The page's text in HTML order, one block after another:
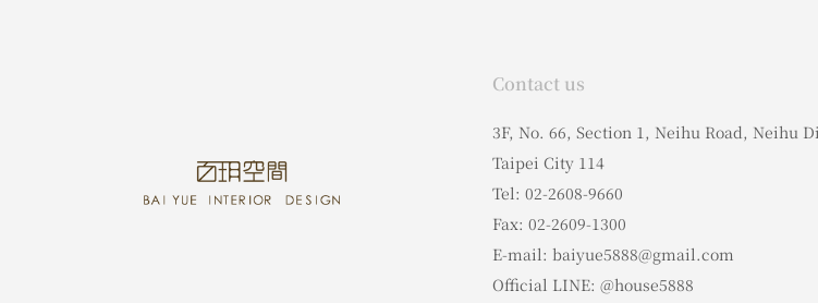
Contact us
3F, No. 66, Section 1, Neihu Road, Neihu
Taipei City 114
Tel: 02-2608-9660
Fax: 02-2609-1300
E-mail: baiyue5888@gmail.com
Official LINE: @house5888